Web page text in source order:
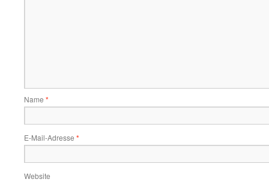
Name *
E-Mail-Adresse *
Website